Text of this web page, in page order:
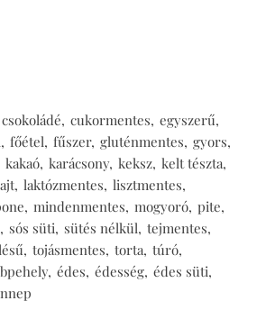
csokoládé cukormentes egyszerű
főétel fűszer gluténmentes gyors
kakaó karácsony keksz kelt tészta
laktózmentes lisztmentes
mindenmentes mogyoró pite
sós süti sütés nélkül tejmentes
tojásmentes torta túró
édes édesség édes süti